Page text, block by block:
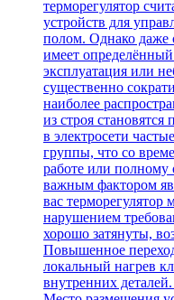
терморегулятор
устройств для
полом. Однако даже
имеет
эксплуатация или
существенно
наиболее
из строя
в электросети
группы, что со
работе или полному
важным фактором
вас
нарушением
хорошо затянуты,
Повышенное
локальный нагрев
внутренних